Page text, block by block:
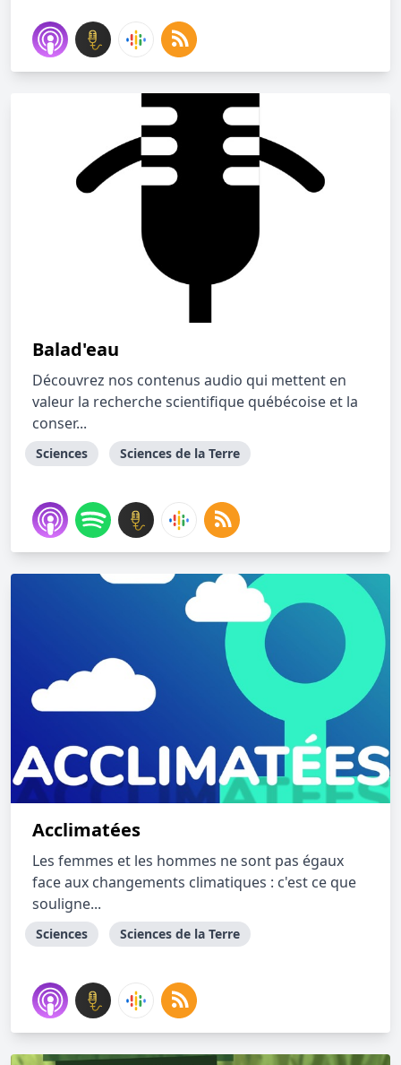
Balad'eau
Découvrez nos contenus audio qui mettent en
valeur la recherche scientifique québécoise et la
conser...
Sciences Sciences de la Terre
Acclimatées
Les femmes et les hommes ne sont pas égaux
face aux changements climatiques : c'est ce que
souligne...
Sciences Sciences de la Terre